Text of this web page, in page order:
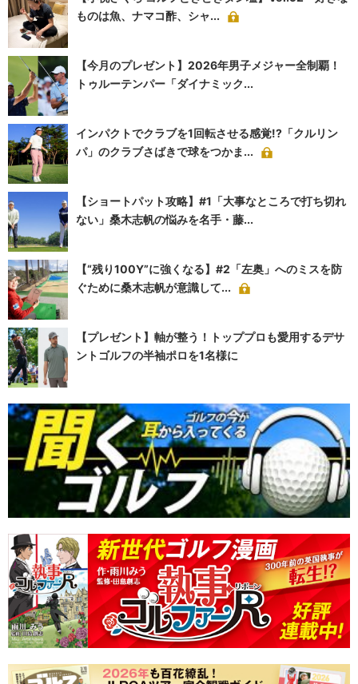
ものは魚、ナマコ酢、シャ...
【今月のプレゼント】2026年男子メジャー全制覇！
トゥルーテンパー「ダイナミック...
インパクトでクラブを1回転させる感覚!?「クルリン
パ」のクラブさばきで球をつかま...
【ショートパット攻略】#1「大事なところで打ち切れ
ない」桑木志帆の悩みを名手・藤...
【“残り100Y”に強くなる】#2「左奥」へのミスを防
ぐために桑木志帆が意識して...
【プレゼント】軸が整う！トッププロも愛用するデサ
ントゴルフの半袖ポロを1名様に